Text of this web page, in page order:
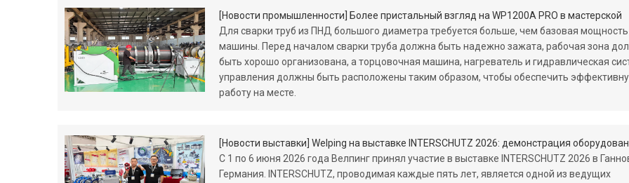
[Новости промышленности
Более пристальный взгляд на WP1200A PRO в мастерской
Для сварки труб из ПНД большого диаметра требуется больше, чем базовая мощность
машины. Перед началом сварки труба должна быть надежно зажата, рабочая зона
быть хорошо организована, а торцовочная машина, нагреватель и гидравлическая
управления должны быть расположены таким образом, чтобы обеспечить
работу на месте.
[Новости выставки Welping на выставке INTERSCHUTZ 2026: демонстрация оборудования для сварки труб и решений Gruvmaster для
С 1 по 6 июня 2026 года Велпинг принял участие в выставке INTERSCHUTZ 2026 в
Германия. INTERSCHUTZ, проводимая каждые пять лет, является одной из ведущих